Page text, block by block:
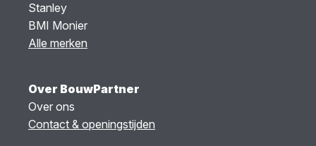
Stanley
BMI Monier
Alle merken
Over BouwPartner
Over ons
Contact & openingstijden